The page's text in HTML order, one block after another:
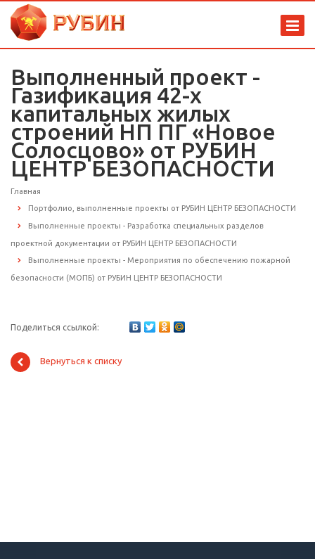
Выполненный проект -
Газификация 42-х
капитальных жилых
строений НП ПГ «Новое
Солосцово» от РУБИН
ЦЕНТР БЕЗОПАСНОСТИ
Главная
Портфолио, выполненные проекты от РУБИН ЦЕНТР БЕЗОПАСНОСТИ
Выполненные проекты - Разработка специальных разделов
проектной документации от РУБИН ЦЕНТР БЕЗОПАСНОСТИ
Выполненные проекты - Мероприятия по обеспечению пожарной
безопасности (МОПБ) от РУБИН ЦЕНТР БЕЗОПАСНОСТИ
Поделиться ссылкой:
Вернуться к списку